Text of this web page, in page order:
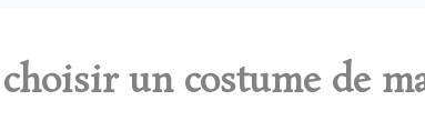
un costume de